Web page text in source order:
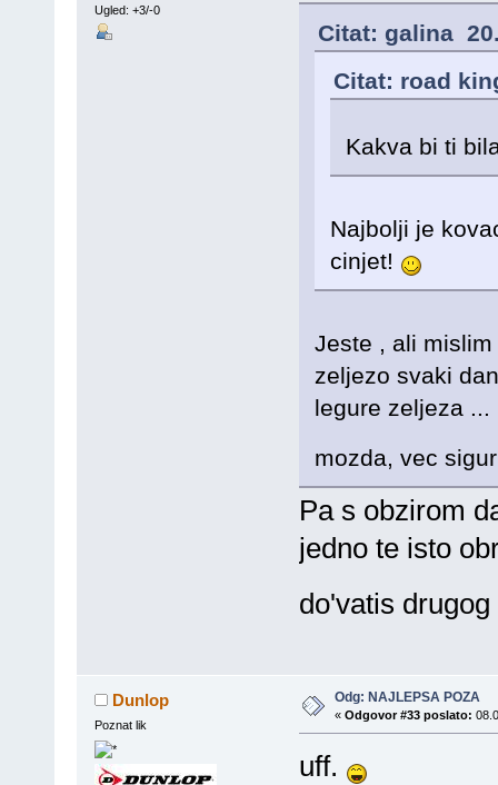
Ugled: +3/-0
Citat: galina
Citat: road
Kakva bi ti
Najbolji je
cinjet!
Jeste , ali
zeljezo svaki
legure zeljeza
mozda, vec
Pa s obzirom
jedno te isto
do'vatis
Dunlop
Poznat lik
Odg: NAJLEPSA POZA
« Odgovor #33 poslato:
uff.